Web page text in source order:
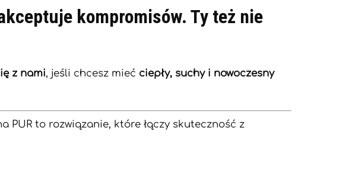
kompromisów. Ty też nie
z nami, jeśli chcesz mieć ciepły, suchy i nowoczesny
PUR to rozwiązanie, które łączy skuteczność z